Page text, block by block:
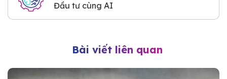
Đầu tư cùng AI
Bài viết liên quan